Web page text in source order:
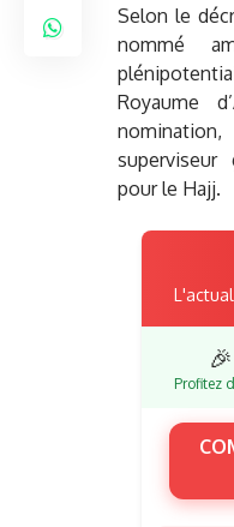
Selon le
nommé
Royaume
pour le Hajj.
🎉
Profitez